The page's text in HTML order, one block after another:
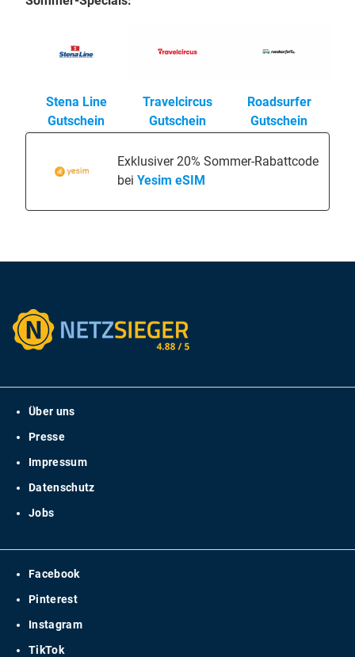
Stena Line
Gutschein
Travelcircus
Gutschein
Roadsurfer
Gutschein
Exklusiver 20% Sommer-Rabattcode
bei Yesim eSIM
Über uns
Presse
Impressum
Datenschutz
Jobs
Facebook
Pinterest
Instagram
TikTok